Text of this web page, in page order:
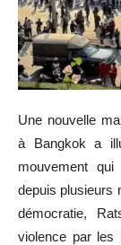
Une nouvelle
à Bangkok a
mouvement
depuis plusieurs
démocratie,
violence par les